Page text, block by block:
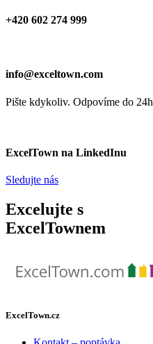
+420 602 274 999
info@exceltown.com
Pište kdykoliv. Odpovíme do 24h
ExcelTown na LinkedInu
Sledujte nás
Excelujte s
ExcelTownem
ExcelTown.cz